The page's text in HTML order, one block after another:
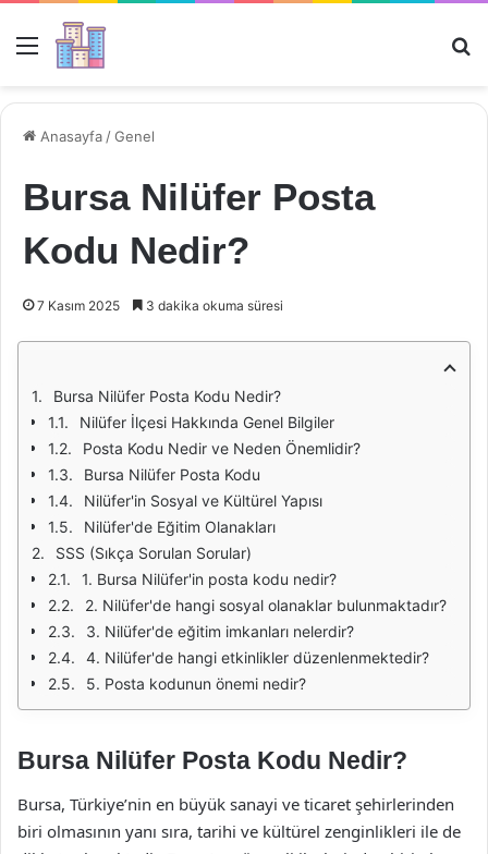
Menü
Anasayfa /Genel
Bursa Nilüfer Posta
Kodu Nedir?
7 Kasım 2025 3 dakika okuma süresi
Bursa Nilüfer Posta Kodu Nedir?
Nilüfer İlçesi Hakkında Genel Bilgiler
Posta Kodu Nedir ve Neden Önemlidir?
Bursa Nilüfer Posta Kodu
Nilüfer'in Sosyal ve Kültürel Yapısı
Nilüfer'de Eğitim Olanakları
SSS (Sıkça Sorulan Sorular)
1. Bursa Nilüfer'in posta kodu nedir?
2. Nilüfer'de hangi sosyal olanaklar bulunmaktadır?
3. Nilüfer'de eğitim imkanları nelerdir?
4. Nilüfer'de hangi etkinlikler düzenlenmektedir?
5. Posta kodunun önemi nedir?
Bursa Nilüfer Posta Kodu Nedir?
Bursa, Türkiye’nin en büyük sanayi ve ticaret şehirlerinden
biri olmasının yanı sıra, tarihi ve kültürel zenginlikleri ile de